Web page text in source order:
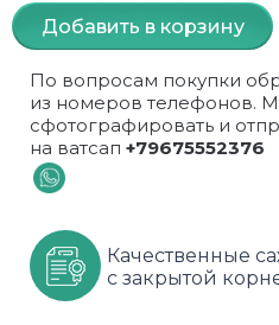
Шиповник
Шиповник
Юкка
Орех (Фундук)
Персики
Сливы
Черемуховое дерева
Черешни
Облепиха
Оптом
От производителя
Рябина красная
Рябина черноплодная
Плетистые
Почвопокровные
разноцветные
Розовые розы
Розы фиолетовые
Добавить в корзину
По вопросам покупки
из номеров телефонов.
сфотографировать и
на ватсап +79675552376
Качественные
с закрытой